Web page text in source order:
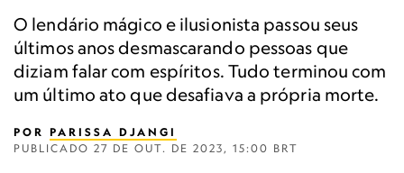
O lendário mágico e ilusionista passou seus
últimos anos desmascarando pessoas que
diziam falar com espíritos. Tudo terminou com
um último ato que desafiava a própria morte.
POR PARISSA DJANGI
PUBLICADO 27 DE OUT. DE 2023, 15:00 BRT